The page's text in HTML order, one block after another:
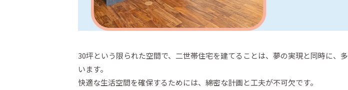
30坪という限られた空間で、二世帯住宅を建てることは、夢の実現と同時に、
います。
快適な生活空間を確保するためには、綿密な計画と工夫が不可欠です。